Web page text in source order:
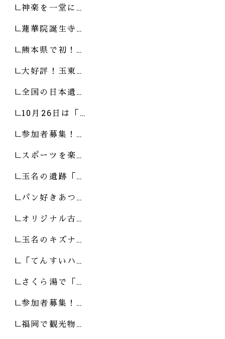
神楽を一堂に…
蓮華院誕生寺…
熊本県で初！…
大好評！玉東…
全国の日本遺…
10月26日は「…
参加者募集！…
スポーツを楽…
玉名の遺跡「…
パン好きあつ…
オリジナル古…
玉名のキズナ…
「てんすいハ…
さくら湯で「…
参加者募集！…
福岡で観光物…